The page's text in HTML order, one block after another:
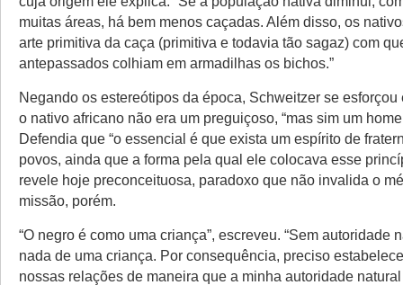
muitas áreas, há bem menos caçadas. Além disso, os
arte primitiva da caça (primitiva e todavia tão sagaz) com
antepassados colhiam em armadilhas os bichos.”
Negando os estereótipos da época, Schweitzer se esforçou
o nativo africano não era um preguiçoso, “mas sim um
Defendia que “o essencial é que exista um espírito de
povos, ainda que a forma pela qual ele colocava esse
revele hoje preconceituosa, paradoxo que não invalida o
missão, porém.
“O negro é como uma criança”, escreveu. “Sem autoridade
nada de uma criança. Por consequência, preciso
nossas relações de maneira que a minha autoridade